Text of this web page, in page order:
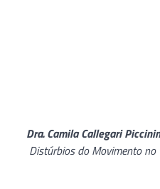
Dra. Camila Callegari Piccinin
Distúrbios do Movimento no